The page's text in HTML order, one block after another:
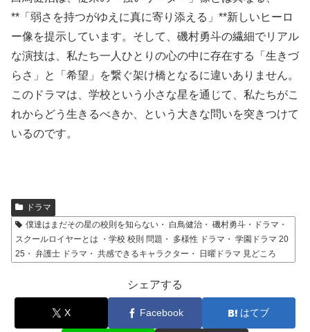
**「弱さを持つがゆえに真に寄り添える」**新しいヒーロ
ー像を提示しています。そして、磯村勇斗の繊細でリアル
な演技は、私たち一人ひとりの心の中に存在する「生きづ
らさ」と「希望」を繋ぐ架け橋となるに違いありません。
このドラマは、学校という小さな星を通じて、私たちがこ
れからどう生きるべきか、という大きな問いを突きつけて
いるのです。
ドラマ
僕達はまだその星の校則を知らない・ 白鳥健治・ 磯村勇斗・ドラマ・
スクールロイヤーとは ・学校 校則 問題・ 多様性 ドラマ・ 学園ドラマ 20
25・ 弁護士 ドラマ・ 共感できるキャラクター・ 日曜ドラマ 見どころ
シェアする
X Facebook はてブ